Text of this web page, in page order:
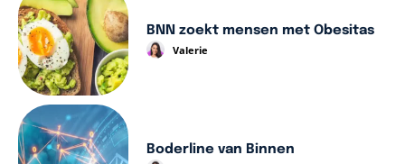
BNN zoekt mensen met Obesitas
Valerie
Boderline van Binnen